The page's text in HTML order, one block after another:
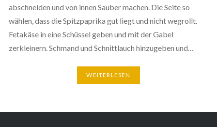
abschneiden und von innen Sauber machen. Die Seite so
wählen, dass die Spitzpaprika gut liegt und nicht wegrollt.
Fetakäse in eine Schüssel geben und mit der Gabel
zerkleinern. Schmand und Schnittlauch hinzugeben und…
WEITERLESEN